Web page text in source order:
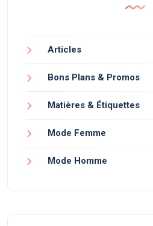
Articles
Bons Plans & Promos
Matières & Étiquettes
Mode Femme
Mode Homme